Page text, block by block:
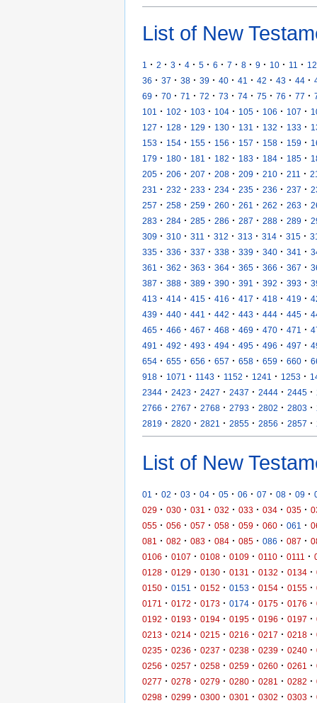
List of New
1 · 2 · 3 · 4 · 5 · 6 · 7 · 8 · 9 · 10 · 11 · 12
36 · 37 · 38 · 39 · 40 · 41 · 42 · 43 · 44 ·
69 · 70 · 71 · 72 · 73 · 74 · 75 · 76 · 77 ·
101
· 102 · 103 · 104 · 105 · 106 · 107 ·
127 · 128 · 129 · 130 · 131 · 132 · 133 ·
153 · 154 · 155 · 156 · 157 · 158 · 159 ·
179 · 180 · 181 · 182 · 183 · 184 · 185 ·
205 · 206 · 207 · 208 · 209 · 210 · 211 ·
231
· 232 · 233 · 234 · 235 · 236 · 237 ·
257 · 258 · 259 · 260 · 261 · 262 · 263 ·
283 · 284 · 285 · 286 · 287 · 288 · 289 ·
309 · 310 · 311 · 312 · 313 · 314 · 315 ·
335 · 336 · 337 · 338 · 339 · 340 · 341 ·
361
· 362 · 363 · 364 · 365 · 366 · 367 ·
387 · 388 · 389 · 390 · 391 · 392 · 393 ·
413 · 414 · 415 · 416 · 417 · 418 · 419 ·
439 · 440 · 441 · 442 · 443 · 444 · 445 ·
465 · 466 · 467 · 468 · 469 · 470 · 471 ·
491
· 492 · 493 · 494 · 495 · 496 · 497 ·
654 · 655 · 656 · 657 · 658 · 659 · 660 ·
918 · 1071 · 1143 · 1152 · 1241 · 1253 ·
2344 · 2423 · 2427 · 2437 · 2444 · 2445 ·
2766 · 2767 · 2768 · 2793 · 2802 · 2803 ·
2819 · 2820 · 2821 · 2855 · 2856 · 2857 ·
List of New
01 · 02 · 03 · 04 · 05 · 06 · 07 · 08 · 09 ·
029 · 030 · 031 · 032 · 033 · 034 · 035 ·
055 · 056 · 057 · 058 · 059 · 060 · 061 ·
081
· 082 · 083 · 084 · 085 · 086 · 087 ·
0106 · 0107 · 0108 · 0109 · 0110 · 0111 ·
0128 · 0129 · 0130 · 0131 · 0132 · 0134 ·
0150 · 0151 · 0152 · 0153 · 0154 · 0155 ·
0171
· 0172 · 0173 · 0174 · 0175 · 0176 ·
0192 · 0193 · 0194 · 0195 · 0196 · 0197 ·
0213 · 0214 · 0215 · 0216 · 0217 · 0218 ·
0235 · 0236 · 0237 · 0238 · 0239 · 0240 ·
0256 · 0257 · 0258 · 0259 · 0260 · 0261 ·
0277 · 0278 · 0279 · 0280 · 0281 · 0282 ·
0298 · 0299 · 0300 · 0301 · 0302 · 0303 ·